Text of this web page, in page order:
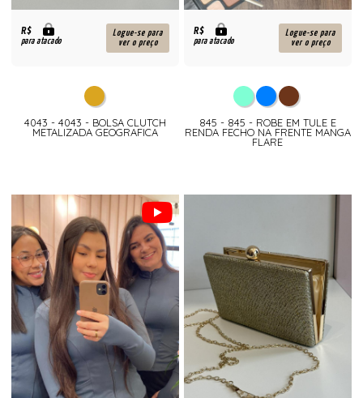
R$
para atacado
Logue-se para
ver o preço
4043 - 4043 - BOLSA CLUTCH
METALIZADA GEOGRAFICA
R$
para atacado
Logue-se para
ver o preço
845 - 845 - ROBE EM TULE E
RENDA FECHO NA FRENTE MANGA
FLARE